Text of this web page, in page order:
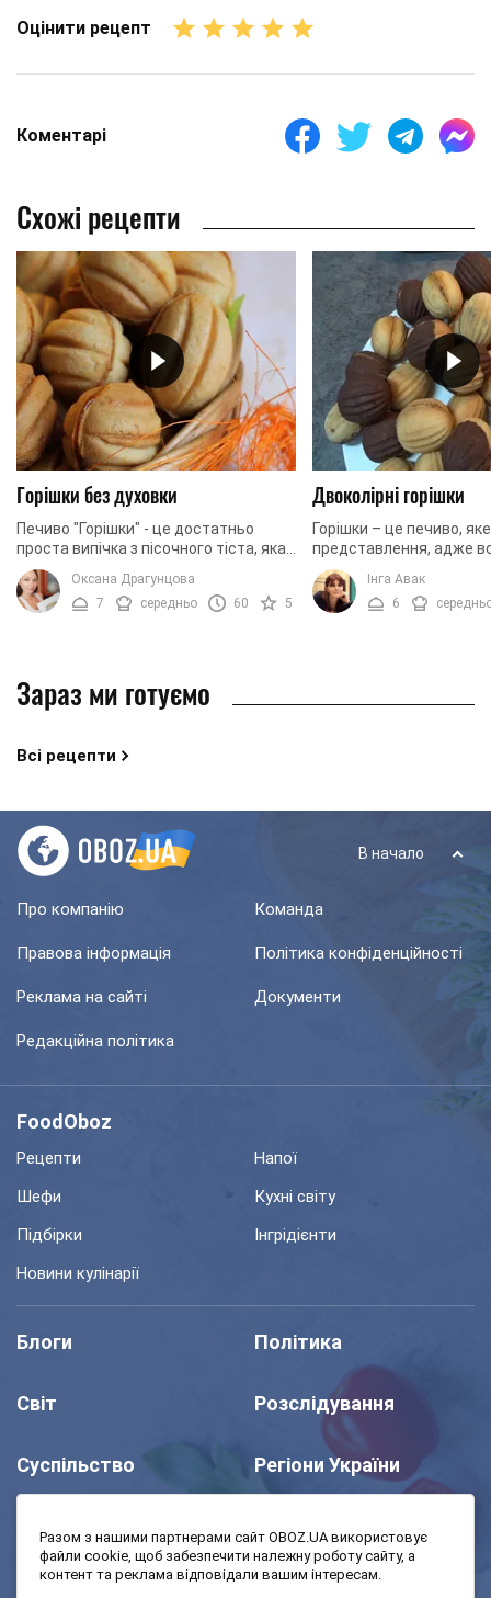
Оцінити рецепт
Коментарі
Схожі рецепти
Горішки без духовки
Печиво "Горішки" - це достатньо
проста випічка з пісочного тіста, яка
відома всім незвичайною формою та
ніжною начинкою всередині. У
приготуванні це ...
Оксана Драгунцова
7
середньо 60 5
Двоколірні горішки
Горішки – це печиво,
представлення, адже
пам'ятають ще з
ми пропонуємо вам
поекспериментувати та
Інга Авак
6
Зараз ми готуємо
Всі рецепти
В начало
Про компанію Команда
Правова інформація Політика конфіденційності
Реклама на сайті Документи
Редакційна політика
FoodOboz
Рецепти
Напої
Шефи
Кухні світу
Підбірки
Інгрідієнти
Новини кулінарії
Блоги Політика
Світ Розслідування
Суспільство Регіони України
Моя школа Авто
Разом з нашими партнерами сайт OBOZ.UA використовує
файли cookie, щоб забезпечити належну роботу сайту, а
контент та реклама відповідали вашим інтересам.